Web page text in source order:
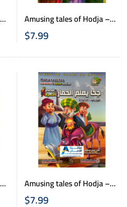
Amusing tales of Hodja –
نوادر جحا – ثمن الرائحة –
عربي انكليزي
$7.99
Amusing tales of Hodja –
نوادر جحا – جحا يعلم الحمار –
$7.99